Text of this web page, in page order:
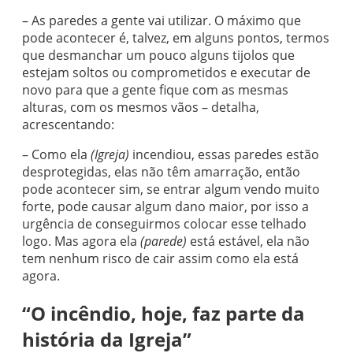
– As paredes a gente vai utilizar. O máximo que
pode acontecer é, talvez, em alguns pontos, termos
que desmanchar um pouco alguns tijolos que
estejam soltos ou comprometidos e executar de
novo para que a gente fique com as mesmas
alturas, com os mesmos vãos – detalha,
acrescentando:
– Como ela (Igreja) incendiou, essas paredes estão
desprotegidas, elas não têm amarração, então
pode acontecer sim, se entrar algum vendo muito
forte, pode causar algum dano maior, por isso a
urgência de conseguirmos colocar esse telhado
logo. Mas agora ela (parede) está estável, ela não
tem nenhum risco de cair assim como ela está
agora.
“O incêndio, hoje, faz parte da
história da Igreja”